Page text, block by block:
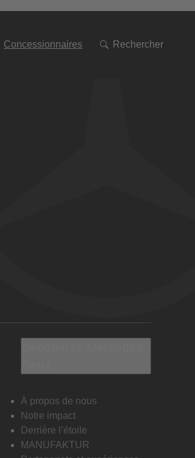
Concessionnaires Rechercher
à
À propos de nous
Notre impact
Derrière l’étoile
MANUFAKTUR